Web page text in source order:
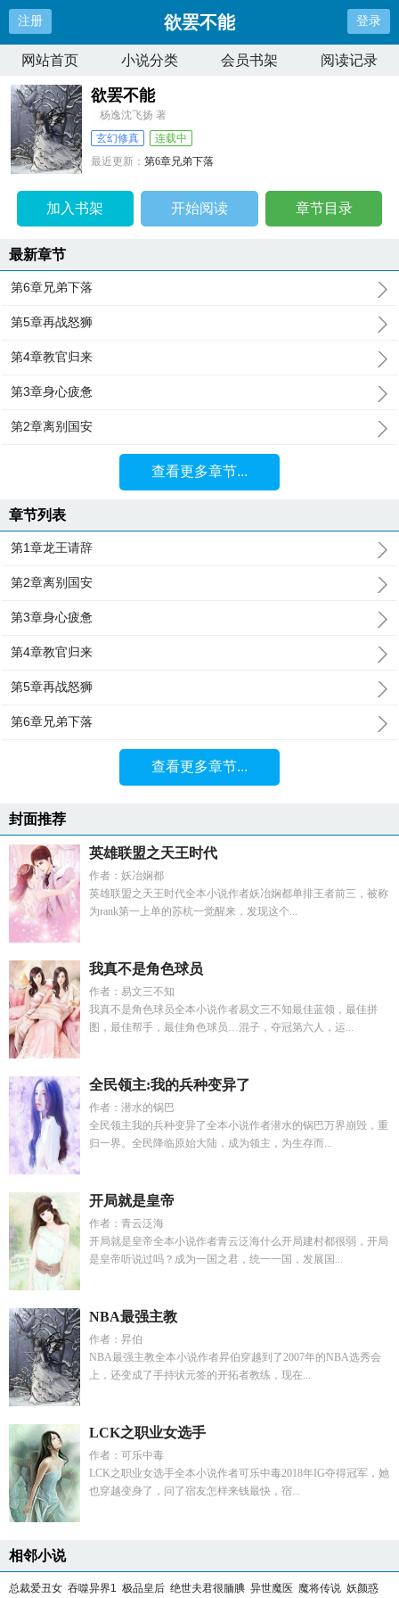
注册 欲罢不能 登录
网站首页 小说分类 会员书架 阅读记录
欲罢不能
杨逸沈飞扬 著
玄幻修真
连载中
最近更新：第6章兄弟下落
加入书架 开始阅读 章节目录
最新章节
第6章兄弟下落
第5章再战怒狮
第4章教官归来
第3章身心疲惫
第2章离别国安
查看更多章节...
章节列表
第1章龙王请辞
第2章离别国安
第3章身心疲惫
第4章教官归来
第5章再战怒狮
第6章兄弟下落
查看更多章节...
封面推荐
英雄联盟之天王时代
作者：妖冶娴都
英雄联盟之天王时代全本小说作者妖冶娴都单排王者前三，被称
为rank第一上单的苏杭一觉醒来，发现这个...
我真不是角色球员
作者：易文三不知
我真不是角色球员全本小说作者易文三不知最佳蓝领，最佳拼
图，最佳帮手，最佳角色球员…混子，夺冠第六人，运...
全民领主:我的兵种变异了
作者：潜水的锅巴
全民领主我的兵种变异了全本小说作者潜水的锅巴万界崩毁，重
归一界。全民降临原始大陆，成为领主，为生存而...
开局就是皇帝
作者：青云泛海
开局就是皇帝全本小说作者青云泛海什么开局建村都很弱，开局
是皇帝听说过吗？成为一国之君，统一一国，发展国...
NBA最强主教
作者：昇伯
NBA最强主教全本小说作者昇伯穿越到了2007年的NBA选秀会
上，还变成了手持状元签的开拓者教练，现在...
LCK之职业女选手
作者：可乐中毒
LCK之职业女选手全本小说作者可乐中毒2018年IG夺得冠军，她
也穿越变身了，问了宿友怎样来钱最快，宿...
相邻小说
总裁爱丑女 吞噬异界1 极品皇后 绝世夫君很腼腆 异世魔医 魔将传说 妖颜惑